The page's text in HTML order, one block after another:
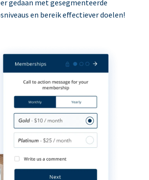
gedaan met gesegmenteerde
en bereik effectiever doelen!